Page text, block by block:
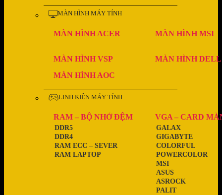
MÀN HÌNH MÁY TÍNH
MÀN HÌNH ACER MÀN HÌNH MSI
MÀN HÌNH VSP
MÀN HÌNH DELL
MÀN HÌNH AOC
LINH KIỆN MÁY TÍNH
RAM – BỘ NHỚ ĐỆM
RAM LAPTOP
RAM ECC – SEVER
DDR4
DDR5
VGA – CARD
PALIT
ASROCK
ASUS
MSI
POWERCOLOR
COLORFUL
GIGABYTE
GALAX